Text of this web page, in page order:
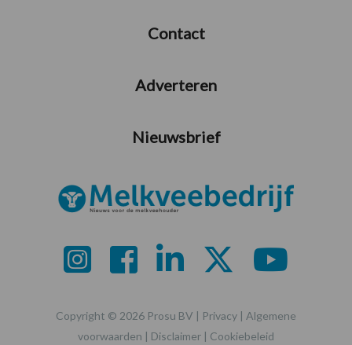
Contact
Adverteren
Nieuwsbrief
Copyright © 2026 Prosu BV | Privacy | Algemene
voorwaarden | Disclaimer | Cookiebeleid